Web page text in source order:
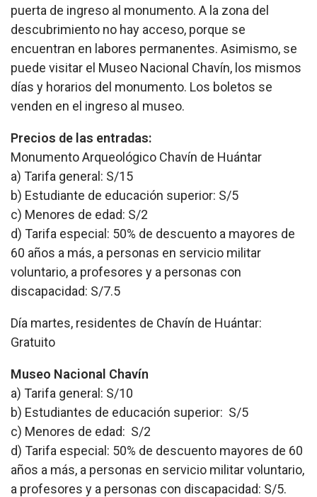
puerta de ingreso al monumento. A la zona del
descubrimiento no hay acceso, porque se
encuentran en labores permanentes. Asimismo, se
puede visitar el Museo Nacional Chavín, los mismos
días y horarios del monumento. Los boletos se
venden en el ingreso al museo.
Precios de las entradas:
Monumento Arqueológico Chavín de Huántar
a) Tarifa general: S/15
b) Estudiante de educación superior: S/5
c) Menores de edad: S/2
d) Tarifa especial: 50% de descuento a mayores de
60 años a más, a personas en servicio militar
voluntario, a profesores y a personas con
discapacidad: S/7.5
Día martes, residentes de Chavín de Huántar:
Gratuito
Museo Nacional Chavín
a) Tarifa general: S/10
b) Estudiantes de educación superior: S/5
c) Menores de edad: S/2
d) Tarifa especial: 50% de descuento mayores de 60
años a más, a personas en servicio militar voluntario,
a profesores y a personas con discapacidad: S/5.